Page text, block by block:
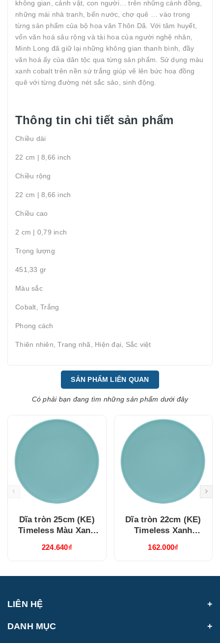
không gian, cảnh vật, con người… trên những cánh đồng,
những mái nhà tranh, bến nước, chợ quê … vào trong
từng sản phẩm của bộ hoa văn Thôn Dã. Với tâm huyết,
vốn văn hoá sâu rộng và tài hoa của người nghệ nhân,
Minh Long đã giữ lại những không gian thanh bình, đầy
văn hoá ấy của dân tộc qua từng sản phẩm. Sử dụng màu
xanh cobalt trên nền sứ trắng giúp vẽ lên bức hoạ đồng
quê với từng đường nét sắc sảo, sinh động.
Thông tin chi tiết sản phẩm
Chiều dài
22 cm | 8,66 inch
Chiều rộng
22 cm | 8,66 inch
Chiều cao
2 cm | 0,79 inch
Trọng lượng
451,33 gr
Màu sắc
Cobalt, Trắng
Phong cách
Thiên nhiên, Trang nhã, Hiện đại, Sắc việt
SẢN PHẨM LIÊN QUAN
Có phải bạn đang tìm những sản phẩm dưới đây
Dĩa tròn 25cm (KE)
Timeless Màu Xanh
224.640₫
Dĩa tròn 22cm (KE)
Timeless Xanh
162.000₫
LIÊN HỆ
DANH MỤC